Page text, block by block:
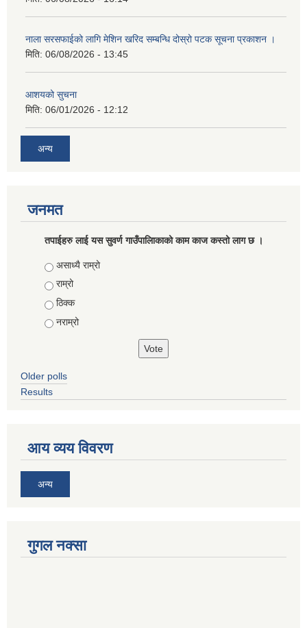
नाला सरसफाईको लागि मेशिन खरिद सम्बन्धि दोस्रो पटक सूचना प्रकाशन ।
मिति: 06/08/2026 - 13:45
आशयको सुचना
मिति: 06/01/2026 - 12:12
अन्य
जनमत
तपाईहरु लाई यस सुवर्ण गाउँपालिाकाको काम काज कस्तो लाग छ ।
Choices
असाध्यै राम्रो
राम्रो
ठिक्क
नराम्रो
Older polls
Results
आय व्यय विवरण
अन्य
गुगल नक्सा